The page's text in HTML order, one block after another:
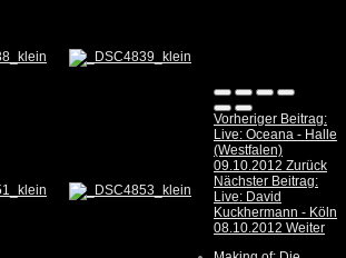
Vorheriger Beitrag:
Live: Oceana - Halle
(Westfalen)
09.10.2012 Zurück
Nächster Beitrag:
Live: David
Kuckhermann - Köln
08.10.2012 Weiter